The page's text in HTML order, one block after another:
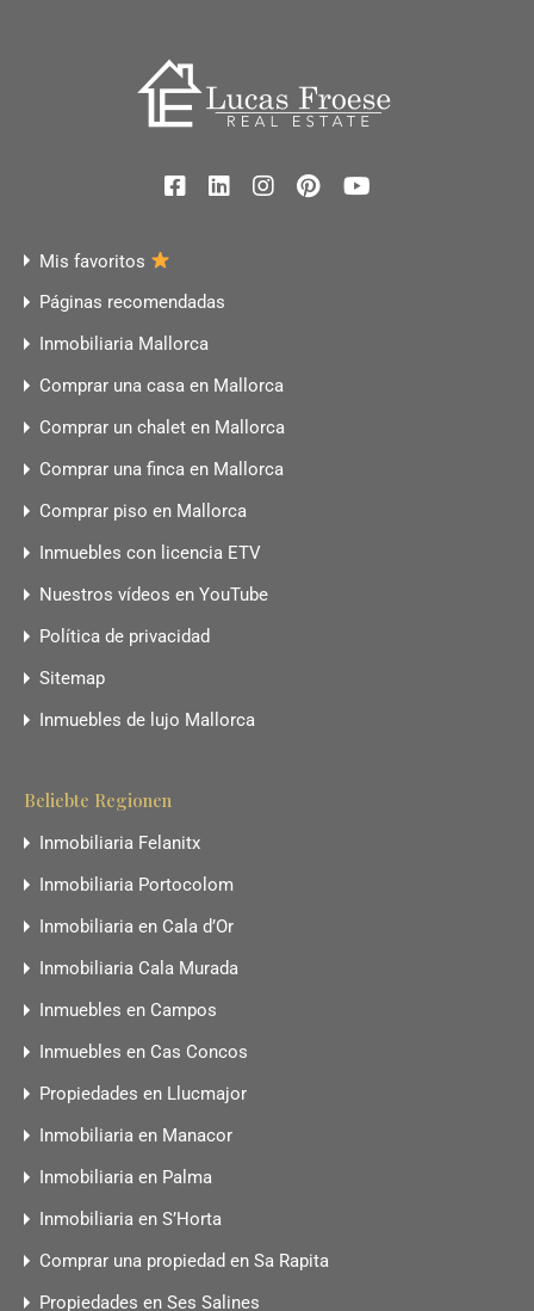
Mis favoritos
Páginas recomendadas
Inmobiliaria Mallorca
Comprar una casa en Mallorca
Comprar un chalet en Mallorca
Comprar una finca en Mallorca
Comprar piso en Mallorca
Inmuebles con licencia ETV
Nuestros vídeos en YouTube
Política de privacidad
Sitemap
Inmuebles de lujo Mallorca
Beliebte Regionen
Inmobiliaria Felanitx
Inmobiliaria Portocolom
Inmobiliaria en Cala d’Or
Inmobiliaria Cala Murada
Inmuebles en Campos
Inmuebles en Cas Concos
Propiedades en Llucmajor
Inmobiliaria en Manacor
Inmobiliaria en Palma
Inmobiliaria en S’Horta
Comprar una propiedad en Sa Rapita
Propiedades en Ses Salines